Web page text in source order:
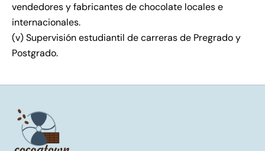
vendedores y fabricantes de chocolate locales e
internacionales.
(v) Supervisión estudiantil de carreras de Pregrado y
Postgrado.